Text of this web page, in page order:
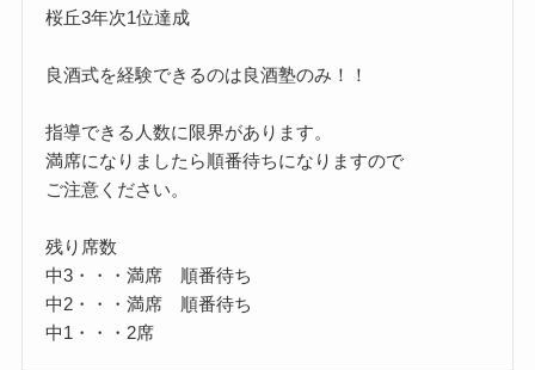
桜丘3年次1位達成
良酒式を経験できるのは良酒塾のみ！！
指導できる人数に限界があります。
満席になりましたら順番待ちになりますので
ご注意ください。
残り席数
中3・・・満席 順番待ち
中2・・・満席 順番待ち
中1・・・2席